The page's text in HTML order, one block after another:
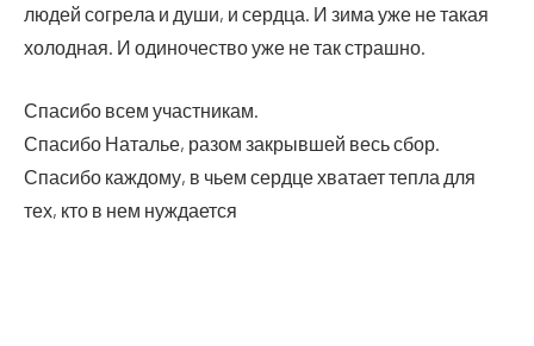
людей согре­ла и души, и серд­ца. И зима уже не такая
холод­ная. И оди­но­че­ство уже не так страшно.
Спа­си­бо всем участникам.
Спа­си­бо Ната­лье, разом закрыв­шей весь сбор.
Спа­си­бо каж­до­му, в чьем серд­це хва­та­ет теп­ла для
тех, кто в нем нуждается